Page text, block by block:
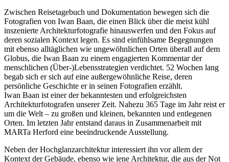
Zwischen Reisetagebuch und Dokumentation bewegen sich die
Fotografien von Iwan Baan, die einen Blick über die meist kühl
inszenierte Architekturfotografie hinauswerfen und den Fokus auf
deren sozialen Kontext legen. Es sind einfühlsame Begegnungen
mit ebenso alltäglichen wie ungewöhnlichen Orten überall auf dem
Globus, die Iwan Baan zu einem engagierten Kommentar der
menschlichen (Über-)Lebensstrategien verdichtet. 52 Wochen lang
begab sich er sich auf eine außergewöhnliche Reise, deren
persönliche Geschichte er in seinen Fotografien erzählt.
Iwan Baan ist einer der bekanntesten und erfolgreichsten
Architekturfotografen unserer Zeit. Nahezu 365 Tage im Jahr reist er
um die Welt – zu großen und kleinen, bekannten und entlegenen
Orten. Im letzten Jahr entstand daraus in Zusammenarbeit mit
MARTa Herford eine beeindruckende Ausstellung.
Neben der Hochglanzarchitektur interessiert ihn vor allem der
Kontext der Gebäude, ebenso wie jene Architektur, die aus der Not